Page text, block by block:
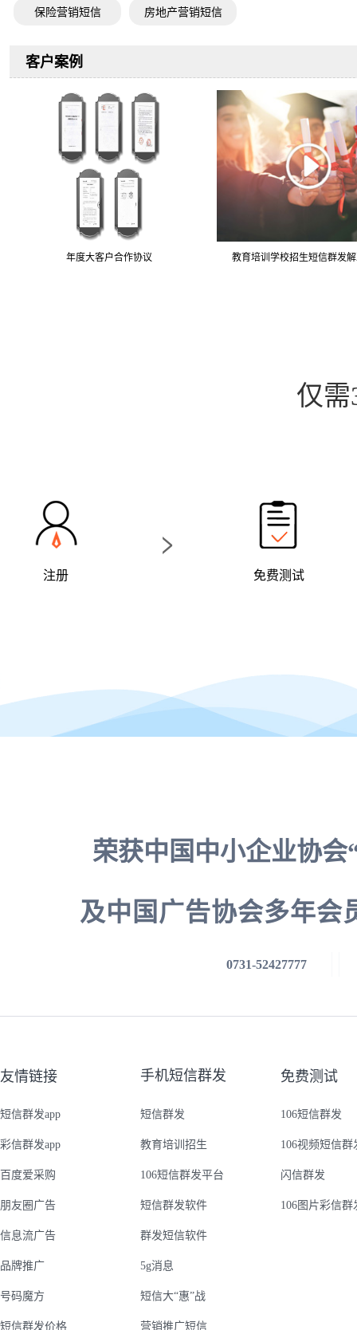
保险营销短信 房地产营销短信
客户案例
年度大客户合作协议 教育培训学校招生短信群发
仅
注册
>
免费测试
荣获中国中小企业协会
及中国广告协会多年会
0731-52427777
友情链接
短信群发app
彩信群发app
百度爱采购
朋友圈广告
信息流广告
品牌推广
号码魔方
短信群发价格
手机短信群发
短信群发
教育培训招生
106短信群发平台
短信群发软件
群发短信软件
5g消息
短信大“惠”战
营销推广短信
免费测试
106短信群发
106视频短信群
闪信群发
106图片彩信群